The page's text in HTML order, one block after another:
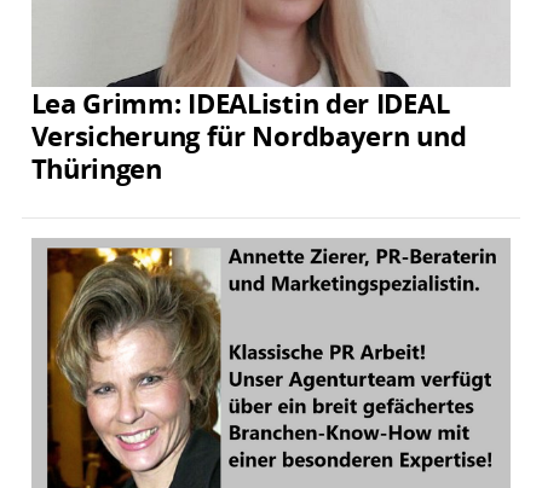
Lea Grimm: IDEAListin der IDEAL
Versicherung für Nordbayern und
Thüringen